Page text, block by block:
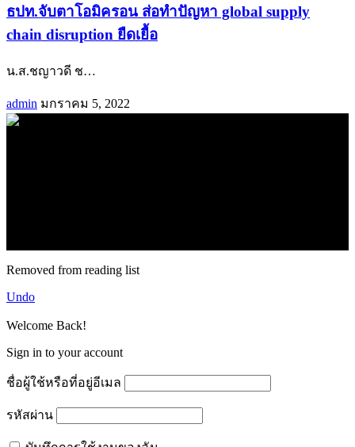
ธปท.จับตาโอมิครอน ส่อทำปัญหา global supply
chain disruption ยืดเยื้อ
น.ส.ชญาวดี ช…
admin มกราคม 5, 2022
Removed from reading list
Undo
Welcome Back!
Sign in to your account
ชื่อผู้ใช้หรือที่อยู่อีเมล
รหัสผ่าน